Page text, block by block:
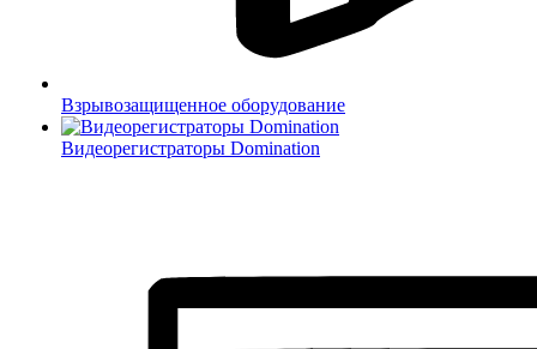
Взрывозащищенное оборудование
Видеорегистраторы Domination